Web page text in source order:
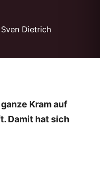
Dietrich
Kram auf
Damit hat sich